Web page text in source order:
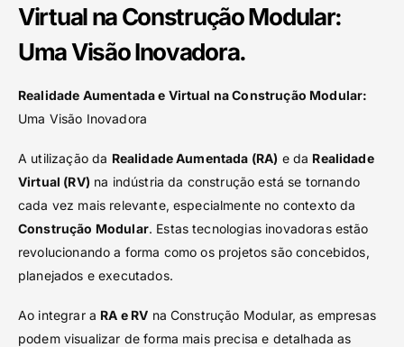
Virtual na Construção Modular:
Uma Visão Inovadora.
Realidade Aumentada e Virtual na Construção Modular:
Uma Visão Inovadora
A utilização da Realidade Aumentada (RA) e da Realidade
Virtual (RV) na indústria da construção está se tornando
cada vez mais relevante, especialmente no contexto da
Construção Modular. Estas tecnologias inovadoras estão
revolucionando a forma como os projetos são concebidos,
planejados e executados.
Ao integrar a RA e RV na Construção Modular, as empresas
podem visualizar de forma mais precisa e detalhada as